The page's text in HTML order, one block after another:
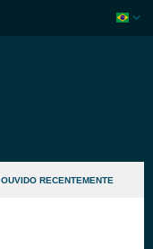
OUVIDO RECENTEMENTE